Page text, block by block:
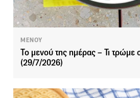
ΜΕΝΟΥ
Το μενού της ημέρας – Τι τρώμε
(29/7/2026)